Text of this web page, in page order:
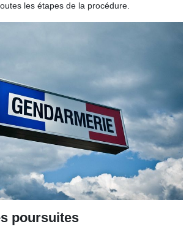
les étapes de la procédure.
poursuites